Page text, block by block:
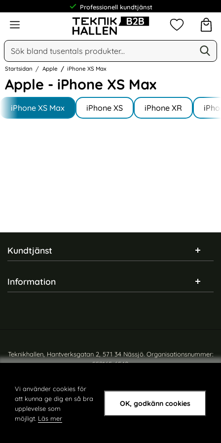
Vi använder cookies för
att kunna ge dig en så bra
upplevelse som
möjligt. Läs mer
OK, godkänn cookies
Professionell kundtjänst
Meny
Sök
Sök på Narse Group AB
Mina
Startsidan Apple iPhone XS Max
Apple - iPhone XS Max
Hoppa
produkter
Underkategorier
iPhone XS Max iPhone XS iPhone XR
Sidfot Blandad info och länkar
Kundtjänst
Information
Teknikhallen, Hantverksgatan 2, 571 34 Nässjö. Organisationsnummer:
559165-6540